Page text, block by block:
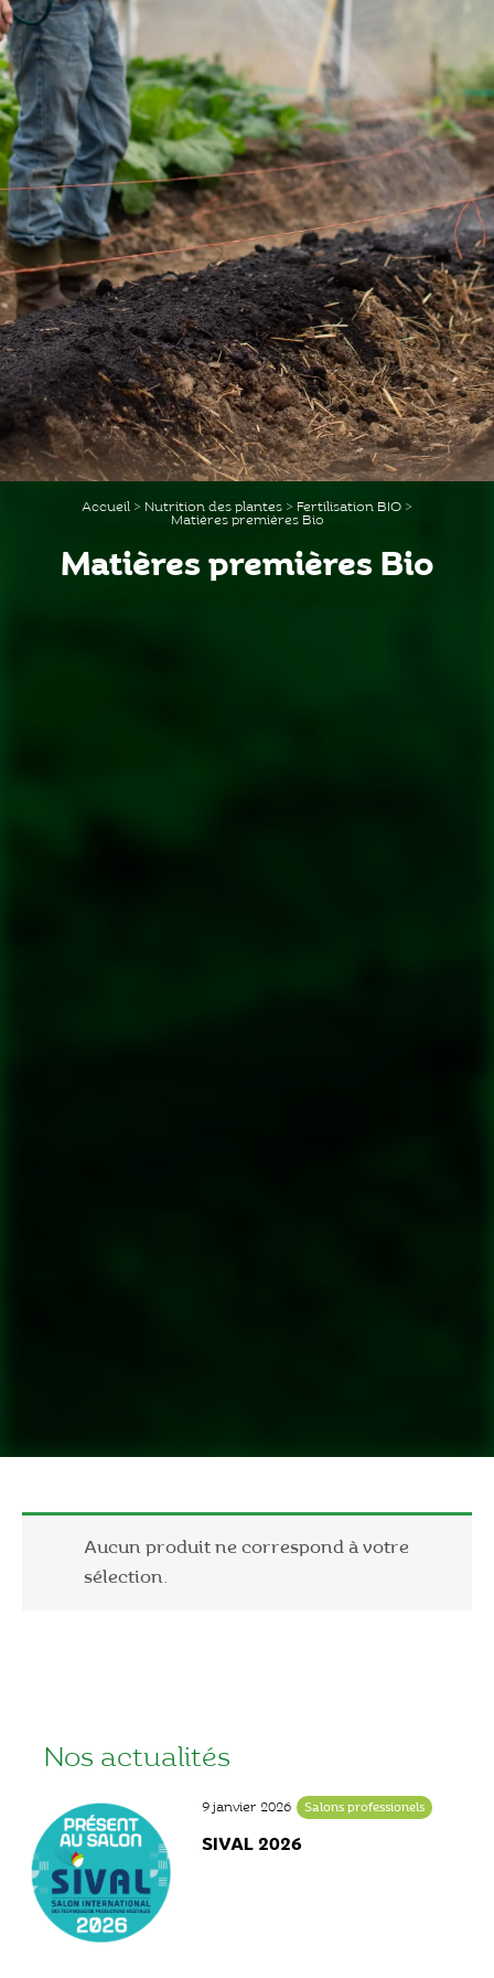
Accueil > Nutrition des plantes > Fertilisation BIO >
Matières premières Bio
Matières premières Bio
Aucun produit ne correspond à votre
sélection.
Nos actualités
9 janvier 2026 Salons professionels
SIVAL 2026